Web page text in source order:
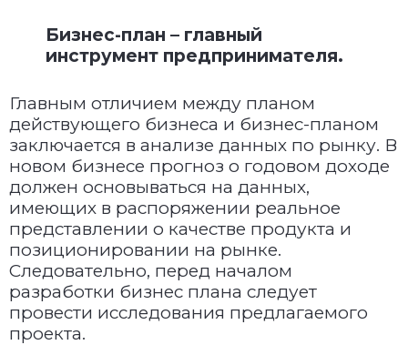
Бизнес-план – главный
инструмент предпринимателя.
Главным отличием между планом
действующего бизнеса и бизнес-планом
заключается в анализе данных по рынку. В
новом бизнесе прогноз о годовом доходе
должен основываться на данных,
имеющих в распоряжении реальное
представлении о качестве продукта и
позиционировании на рынке.
Следовательно, перед началом
разработки бизнес плана следует
провести исследования предлагаемого
проекта.